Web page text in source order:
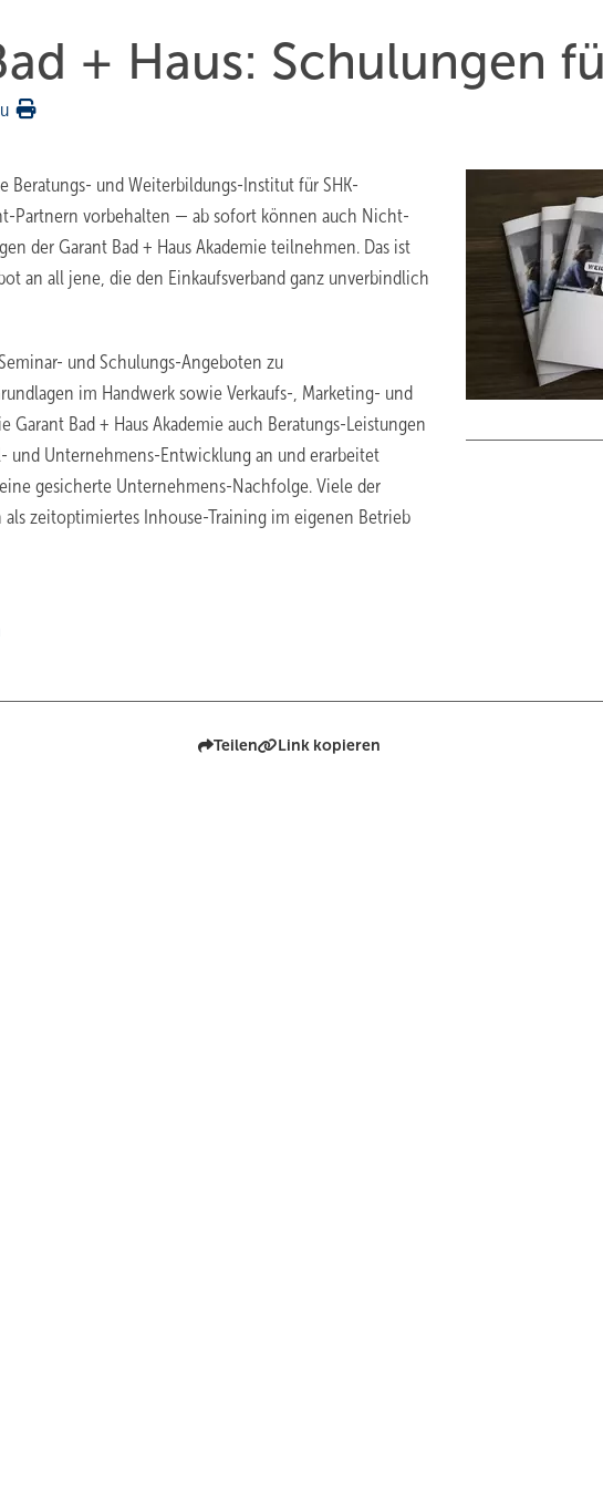
+ Haus: Schulungen
Beratungs- und Weiterbildungs-Institut für SHK-
Partnern vorbehalten — ab sofort können auch Nicht-
der Garant Bad + Haus Akademie teilnehmen. Das ist
an all jene, die den Einkaufsverband ganz unverbindlich
und Schulungs-Angeboten zu
im Handwerk sowie Verkaufs-, Marketing- und
Garant Bad + Haus Akademie auch Beratungs-Leistungen
und Unternehmens-Entwicklung an und erarbeitet
gesicherte Unternehmens-Nachfolge. Viele der
zeitoptimiertes Inhouse-Training im eigenen Betrieb
Teilen Link kopieren